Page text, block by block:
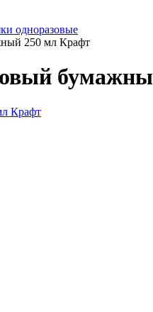
одноразовые
250 мл Крафт